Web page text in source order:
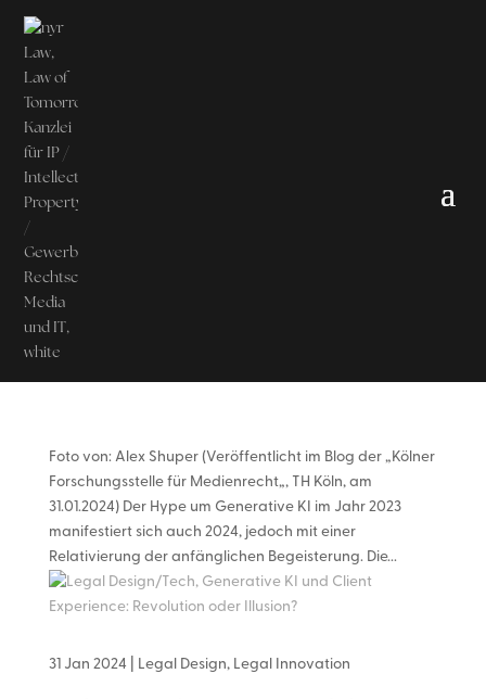
31 Jan 2024| Legal Design, Legal Innovation
Foto von: Alex Shuper (Veröffentlicht im Blog der „Kölner
Forschungsstelle für Medienrecht„, TH Köln, am
31.01.2024) Der Hype um Generative KI im Jahr 2023
manifestiert sich auch 2024, jedoch mit einer
Relativierung der anfänglichen Begeisterung. Die...